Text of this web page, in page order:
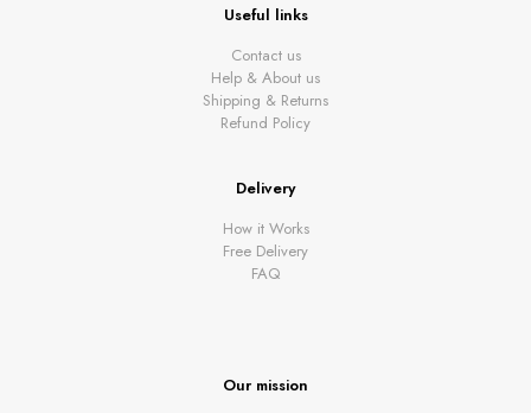
Useful links
Contact us
Help & About us
Shipping & Returns
Refund Policy
Delivery
How it Works
Free Delivery
FAQ
Our mission